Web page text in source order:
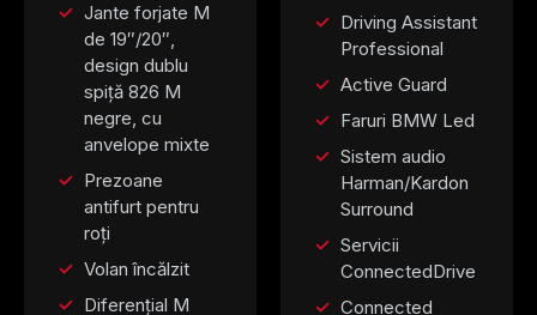
Jante forjate M
de 19″/20″,
design dublu
spiță 826 M
negre, cu
anvelope mixte
Prezoane
antifurt pentru
roți
Volan încălzit
Diferențial M
Driving Assistant
Professional
Active Guard
Faruri BMW Led
Sistem audio
Harman/Kardon
Surround
Servicii
ConnectedDrive
Connected